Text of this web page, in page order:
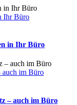
Ihr Büro
in Ihr Büro
auch im Büro
– auch im Büro